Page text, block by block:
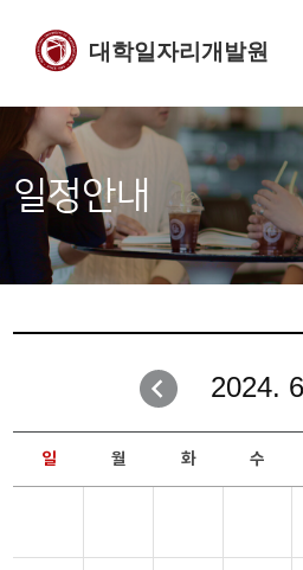
대학일자리개발원
일정안내
2024. 6
일 월 화 수